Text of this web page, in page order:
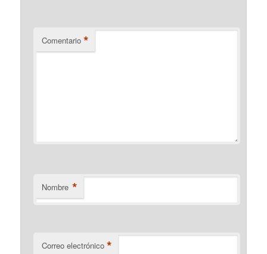
Comentario *
Nombre *
Correo electrónico *